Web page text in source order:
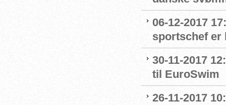
06-12-2017
sportschef er
30-11-2017
til EuroSwim
26-11-2017